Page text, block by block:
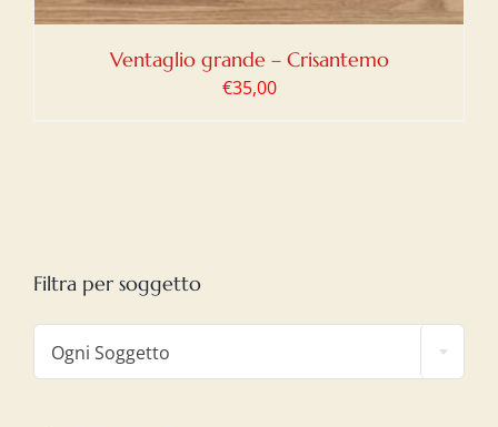
Ventaglio grande – Crisantemo
€35,00
Filtra per soggetto
Ogni Soggetto